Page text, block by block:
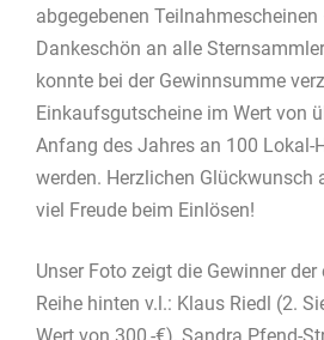
abgegebenen
Dankeschön an alle
konnte bei der Gewinnsumme
Einkaufsgutscheine im Wert von
Anfang des Jahres an 100 Lokal-
werden. Herzlichen Glückwunsch
viel Freude beim Einlösen!
Unser Foto zeigt die Gewinner der
Reihe hinten v.l.: Klaus Riedl (2.